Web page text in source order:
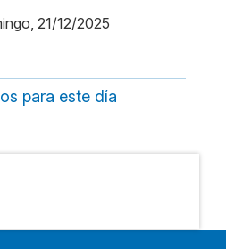
21/12/2025
para este día